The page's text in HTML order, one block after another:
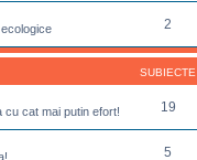
2
SUBIECTE
cat mai putin efort! 19
5